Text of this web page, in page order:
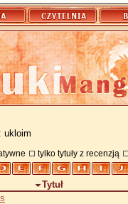
ukloim
tylko tytuły z recenzją
Tytuł